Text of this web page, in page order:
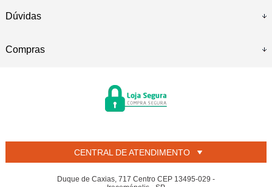
Dúvidas
Compras
CENTRAL DE ATENDIMENTO
Duque de Caxias, 717 Centro CEP 13495-029 -